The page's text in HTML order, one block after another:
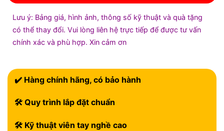
Lưu ý: Bảng giá, hình ảnh, thông số kỹ thuật và quà tặng
có thể thay đổi. Vui lòng liên hệ trực tiếp để được tư vấn
chính xác và phù hợp. Xin cảm ơn
✔️ Hàng chính hãng, có bảo hành
🛠 Quy trình lắp đặt chuẩn
🛠 Kỹ thuật viên tay nghề cao